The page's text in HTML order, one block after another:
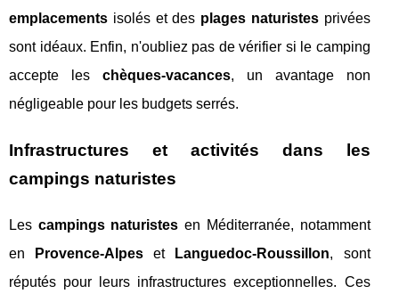
emplacements isolés et des plages naturistesprivées
sont idéaux. Enfin, n'oubliez pas de vérifier si le camping
accepte les chèques-vacances, un avantage non
négligeable pour les budgets serrés.
Infrastructures et activités dans les
campings naturistes
Les campings naturistes en Méditerranée, notamment
en
Provence-Alpes et Languedoc-Roussillon, sont
réputés pour leurs infrastructures exceptionnelles. Ces